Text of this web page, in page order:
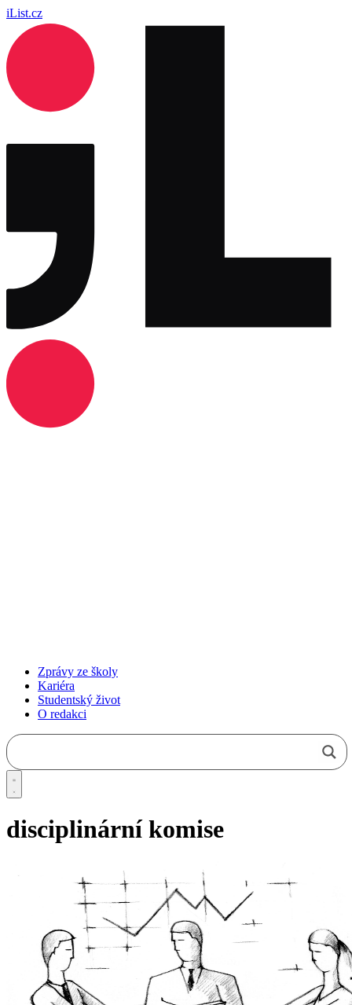
iList.cz
Zprávy ze školy
Kariéra
Studentský život
O redakci
disciplinární komise